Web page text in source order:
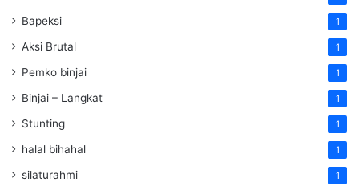
Bapeksi 1
Aksi Brutal 1
Pemko binjai 1
Binjai – Langkat 1
Stunting 1
halal bihahal 1
silaturahmi 1